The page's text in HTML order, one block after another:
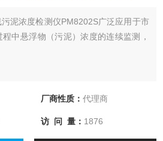
泥浓度检测仪PM8202S广泛应用于市
中悬浮物（污泥）浓度的连续监测，
厂商性质： 代理商
访 问 量： 1876